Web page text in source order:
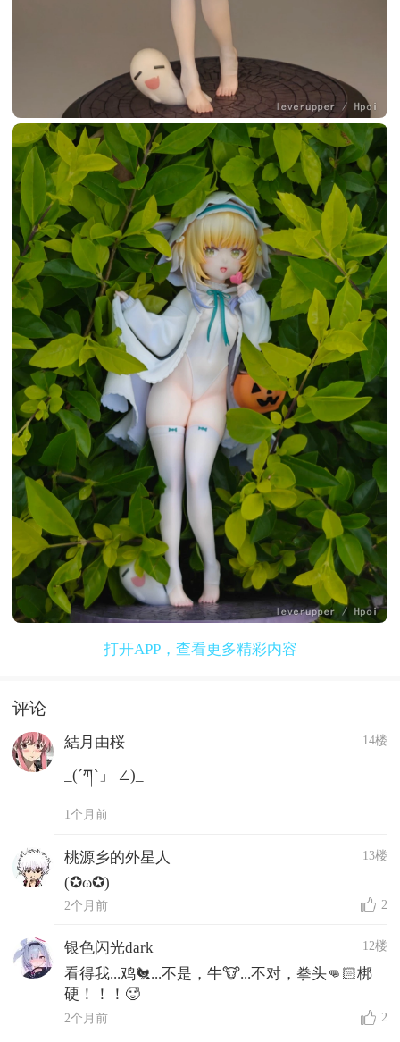
打开APP，查看更多精彩内容
评论
結月由桜 14楼
_(´ཀ`」 ∠)_
1个月前
桃源乡的外星人 13楼
(✪ω✪)
2个月前 2
银色闪光dark 12楼
看得我...鸡🐔...不是，牛🐮...不对，拳头👊🏻梆
硬！！！🥵
2个月前 2